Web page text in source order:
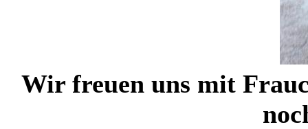
Wir freuen uns mit